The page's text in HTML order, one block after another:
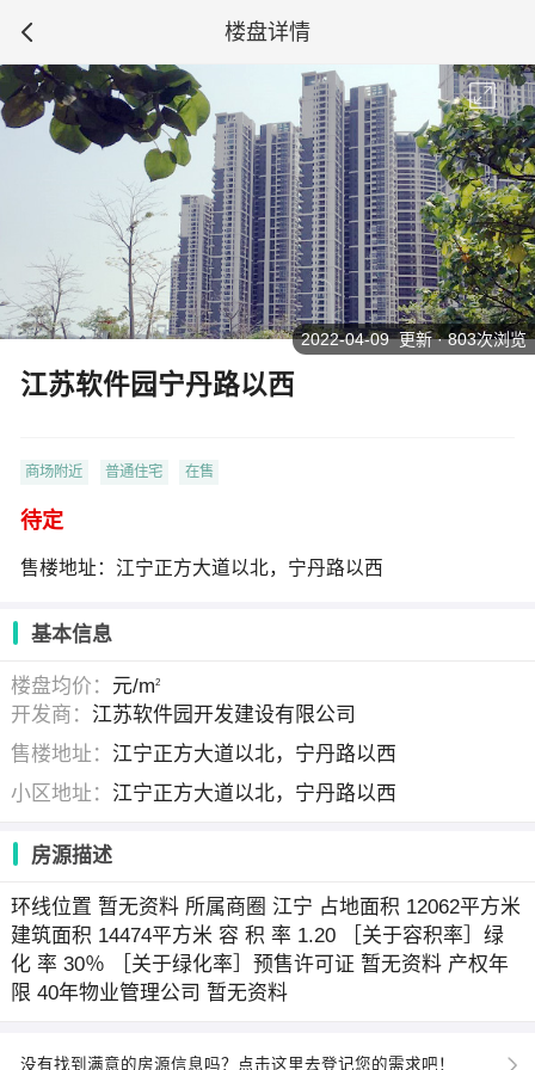
楼盘详情
江苏软件园宁丹路以西
商场附近 普通住宅 在售
待定
售楼地址：江宁正方大道以北，宁丹路以西
2022-04-09 更新 · 803次浏览
基本信息
楼盘均价： 元/m2
开发商： 江苏软件园开发建设有限公司
售楼地址： 江宁正方大道以北，宁丹路以西
小区地址： 江宁正方大道以北，宁丹路以西
房源描述
环线位置 暂无资料 所属商圈 江宁 占地面积 12062平方米
建筑面积 14474平方米 容 积 率 1.20 ［关于容积率］绿
化 率 30％ ［关于绿化率］预售许可证 暂无资料 产权年
限 40年物业管理公司 暂无资料
没有找到满意的房源信息吗？点击这里去登记您的需求吧！